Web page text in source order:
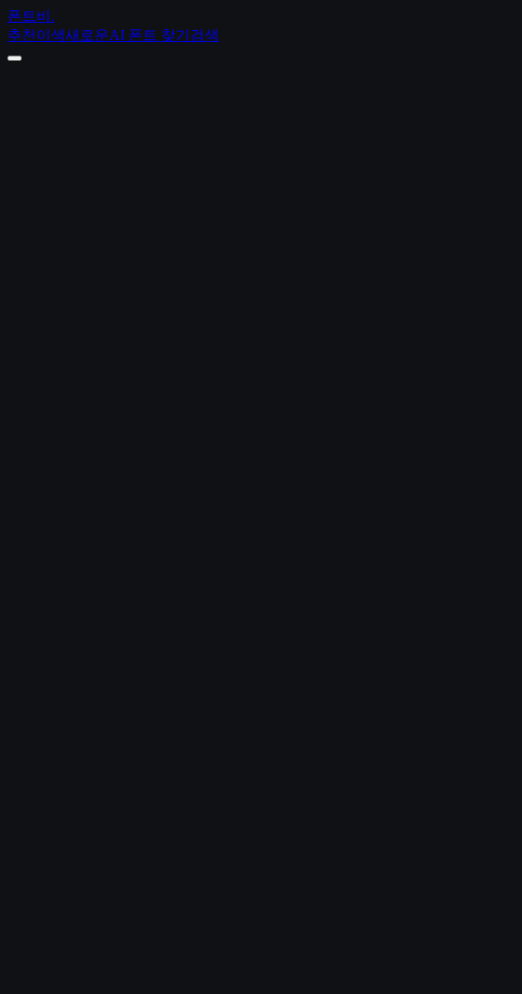
폰트비 .
추천 이색새로운AI 폰트 찾기 검색